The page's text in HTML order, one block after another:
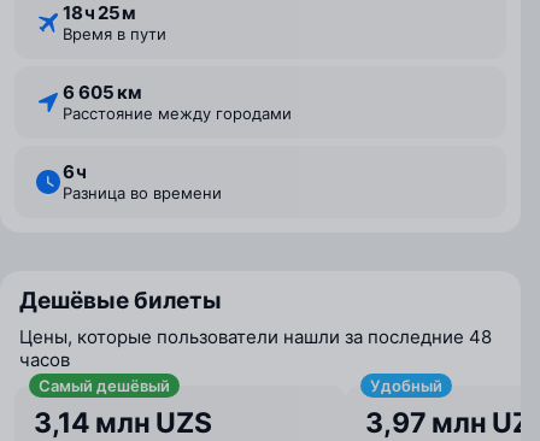
18 ⁠ч 25 ⁠м
Время в пути
6 605 км
Расстояние между городами
6 ⁠ч
Разница во времени
Дешёвые билеты
Цены, которые пользователи нашли за последние 48
часов
Самый дешёвый
3,14 млн UZS
Удобный
3,97 млн